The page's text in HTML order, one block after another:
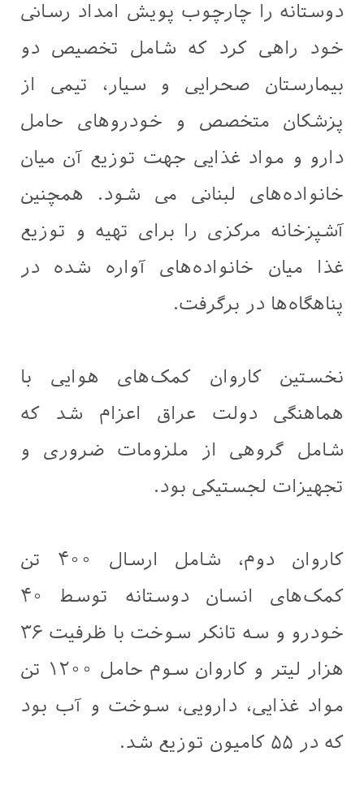
دوستانه را چارچوب پویش امداد رسانی
خود راهی کرد که شامل تخصیص دو
بیمارستان صحرایی و سیار، تیمی از
پزشکان متخصص و خودروهای حامل
دارو و مواد غذایی جهت توزیع آن میان
خانواده‌های لبنانی می شود. همچنین
آشپزخانه مرکزی را برای تهیه و توزیع
غذا میان خانواده‌های آواره شده در
پناهگاه‌ها در برگرفت.
نخستین کاروان کمک‌های هوایی با
هماهنگی دولت عراق اعزام شد که
شامل گروهی از ملزومات ضروری و
تجهیزات لجستیکی بود.
کاروان دوم، شامل ارسال ۴۰۰ تن
کمک‌های انسان دوستانه توسط ۴۰
خودرو و سه تانکر سوخت با ظرفیت ۳۶
هزار لیتر و کاروان سوم حامل ۱۲۰۰ تن
مواد غذایی، دارویی، سوخت و آب بود
که در ۵۵ کامیون توزیع شد.